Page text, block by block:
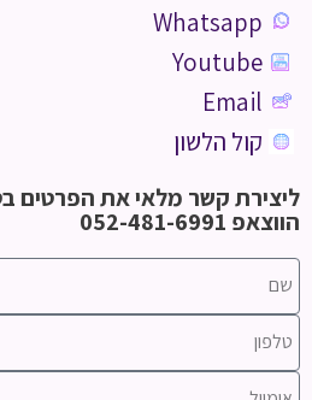
Whatsapp
Youtube
Email
קול הלשון
ליצירת קשר מלאי את הפרטים
הווצאפ 052-481-6991